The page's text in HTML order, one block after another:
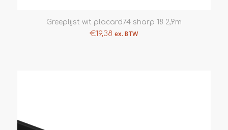
Greeplijst wit placard74 sharp 18 2,9m
€19,38 ex. BTW